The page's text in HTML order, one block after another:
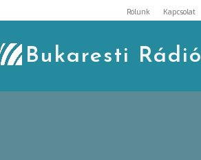
to
content
Rólunk Kapcsolat
Bukaresti Rádió